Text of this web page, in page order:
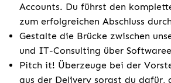
Accounts. Du führst den
zum erfolgreichen Abschluss
Gestalte die Brücke zwischen
und IT-Consulting über
Pitch it! Überzeuge bei der
aus der Delivery sorgst du dafür,